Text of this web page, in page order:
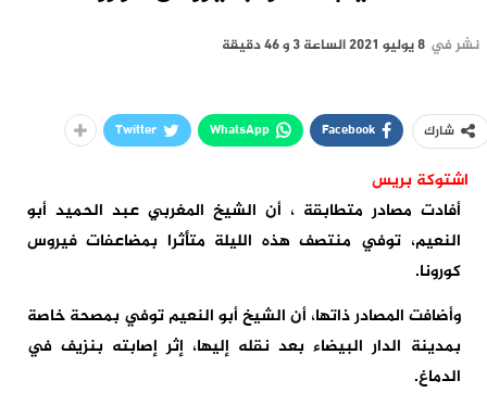
نشر في 8 يوليو 2021 الساعة 3 و 46 دقيقة
شارك Facebook
WhatsApp
Twitter
اشتوكة بريس
أفادت مصادر متطابقة ، أن الشيخ المغربي عبد الحميد أبو
النعيم، توفي منتصف هذه الليلة متأثرا بمضاعفات فيروس
كورونا.
وأضافت المصادر ذاتها، أن الشيخ أبو النعيم توفي بمصحة خاصة
بمدينة الدار البيضاء بعد نقله إليها، إثر إصابته بنزيف في
الدماغ.